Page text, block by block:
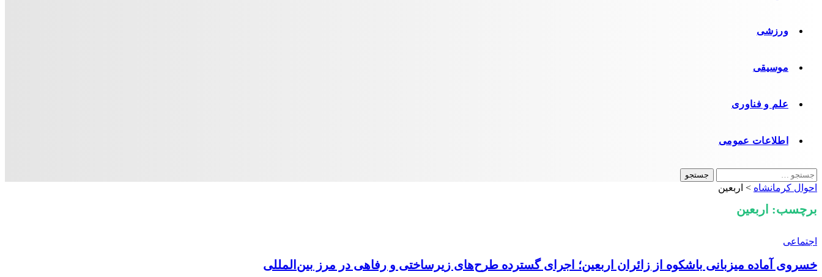
ورزشی
موسیقی
علم و فناوری
اطلاعات عمومی
جستجو
برای:
احوال کرمانشاه > اربعین
برچسب: اربعین
اجتماعی
خسروی آماده میزبانی باشکوه از زائران اربعین؛ اجرای گسترده طرح‌های زیرساختی و رفاهی در مرز بین‌المللی